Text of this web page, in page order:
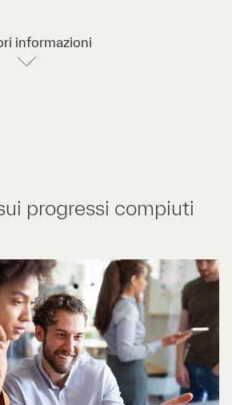
informazioni
progressi compiuti